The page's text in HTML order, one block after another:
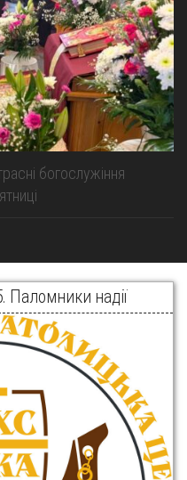
богослужіння
Паломники надії